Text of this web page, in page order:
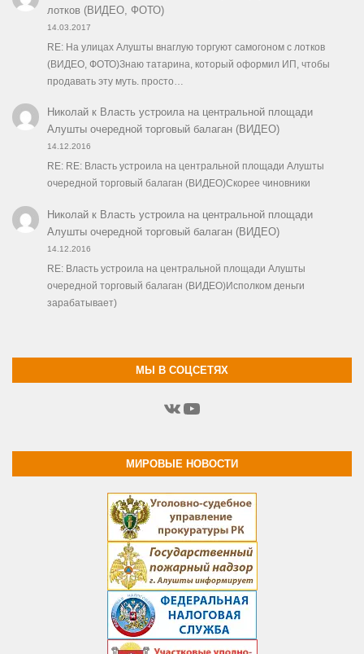
лотков (ВИДЕО, ФОТО)
14.03.2017
RE: На улицах Алушты внаглую торгуют самогоном с лотков
(ВИДЕО, ФОТО)Знаю татарина, который оформил ИП, чтобы
продавать эту муть. просто…
Николайк Власть устроила на центральной площади
Алушты очередной торговый балаган (ВИДЕО)
14.12.2016
RE: RE: Власть устроила на центральной площади Алушты
очередной торговый балаган (ВИДЕО)Скорее чиновники
Николайк Власть устроила на центральной площади
Алушты очередной торговый балаган (ВИДЕО)
14.12.2016
RE: Власть устроила на центральной площади Алушты
очередной торговый балаган (ВИДЕО)Исполком деньги
зарабатывает)
МЫ В СОЦСЕТЯХ
ВКонтакте
YouTube
МИРОВЫЕ НОВОСТИ